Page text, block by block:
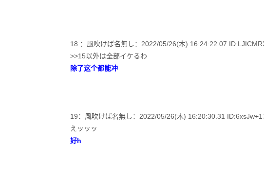
18 ：風吹けば名無し：2022/05/26(木) 16:24:22.07
>>15以外は全部イケるわ
除了这个都能冲
19：風吹けば名無し：2022/05/26(木) 16:20:30.31
えッッッ
好h